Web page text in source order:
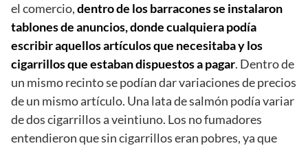
el comercio,dentro de los barracones se instalaron
tablones de anuncios, donde cualquiera podía
escribir aquellos artículos que necesitaba y los
cigarrillos que estaban dispuestos a pagar. Dentro de
un mismo recinto se podían dar variaciones de precios
de un mismo artículo. Una lata de salmón podía variar
de dos cigarrillos a veintiuno. Los no fumadores
entendieron que sin cigarrillos eran pobres, ya que